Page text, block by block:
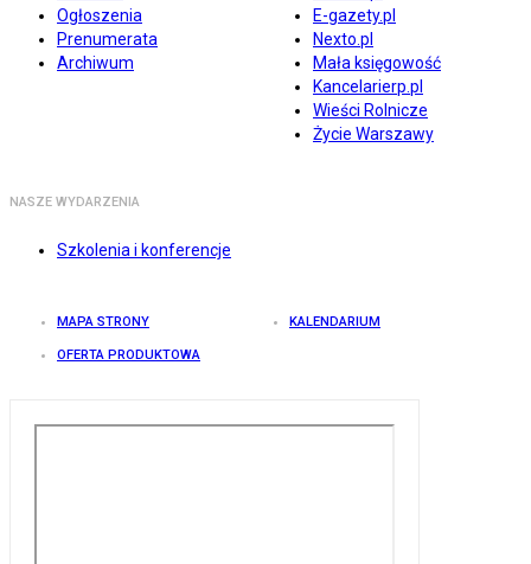
Ogłoszenia
Prenumerata
Archiwum
E-gazety.pl
Nexto.pl
Mała księgowość
Kancelarierp.pl
Wieści Rolnicze
Życie Warszawy
NASZE WYDARZENIA
Szkolenia i konferencje
MAPA STRONY KALENDARIUM
OFERTA PRODUKTOWA